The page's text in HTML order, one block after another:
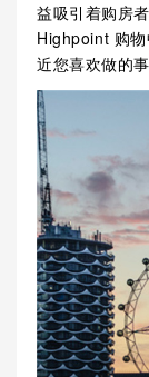
益吸引着购房
Highpoint 购
近您喜欢做的事